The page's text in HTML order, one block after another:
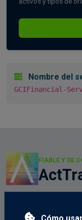
Nombre del
GCIFinancial-
FIABLE Y DE
cuentas reales y